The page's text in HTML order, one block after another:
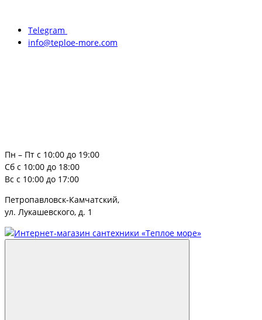
Telegram
info@teploe-more.com
Пн – Пт с 10:00 до 19:00
Сб с 10:00 до 18:00
Вс с 10:00 до 17:00
Петропавловск-Камчатский,
ул. Лукашевского, д. 1